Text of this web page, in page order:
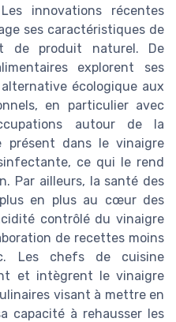
innovations récentes
ses caractéristiques de
de produit naturel. De
explorent ses
écologique aux
en particulier avec
autour de la
présent dans le vinaigre
ce qui le rend
Par ailleurs, la santé des
en plus au cœur des
contrôlé du vinaigre
de recettes moins
Les chefs de cuisine
et intègrent le vinaigre
visant à mettre en
capacité à rehausser les